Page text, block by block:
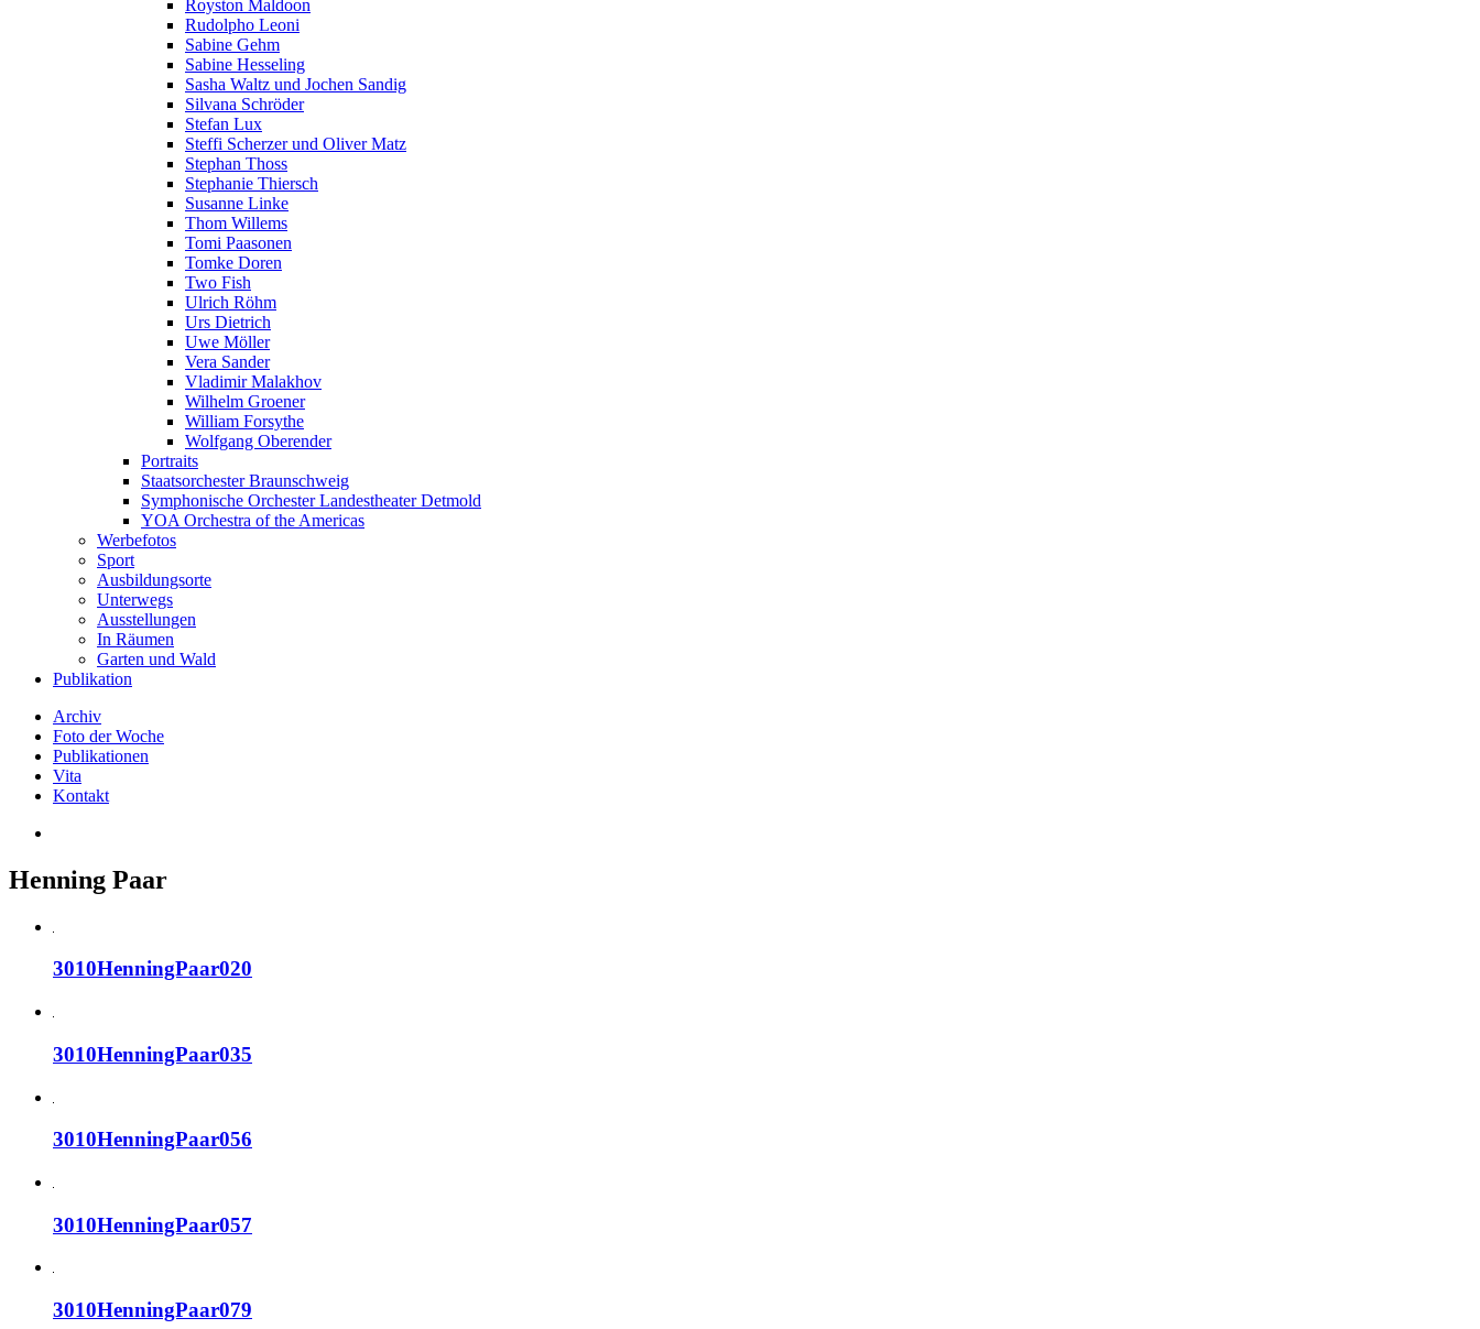
Royston Maldoon
Rudolpho Leoni
Sabine Gehm
Sabine Hesseling
Sasha Waltz und Jochen Sandig
Silvana Schröder
Stefan Lux
Steffi Scherzer und Oliver Matz
Stephan Thoss
Stephanie Thiersch
Susanne Linke
Thom Willems
Tomi Paasonen
Tomke Doren
Two Fish
Ulrich Röhm
Urs Dietrich
Uwe Möller
Vera Sander
Vladimir Malakhov
Wilhelm Groener
William Forsythe
Wolfgang Oberender
Portraits
Staatsorchester Braunschweig
Symphonische Orchester Landestheater Detmold
YOA Orchestra of the Americas
Werbefotos
Sport
Ausbildungsorte
Unterwegs
Ausstellungen
In Räumen
Garten und Wald
Publikation
Archiv
Foto der Woche
Publikationen
Vita
Kontakt
Henning Paar
3010HenningPaar020
3010HenningPaar035
3010HenningPaar056
3010HenningPaar057
3010HenningPaar079